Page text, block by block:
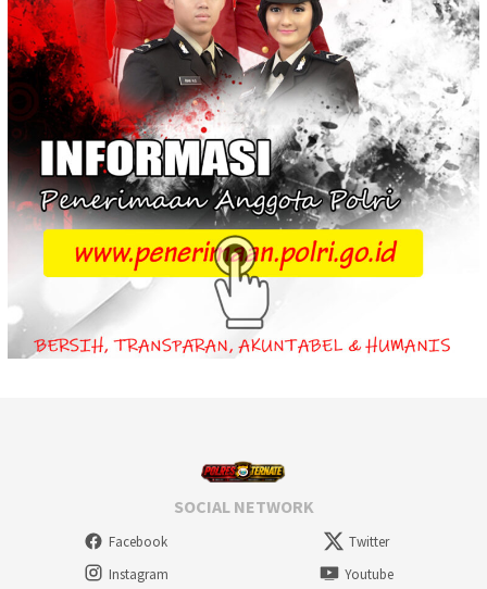
SOCIAL NETWORK
Facebook
Twitter
Instagram
Youtube